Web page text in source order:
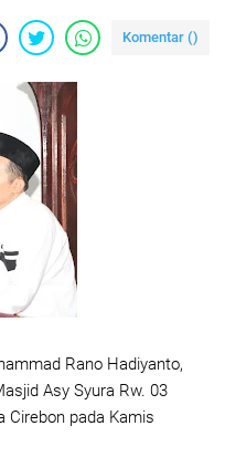
Komentar ()
Rano Hadiyanto,
Asy Syura Rw. 03
Cirebon pada Kamis